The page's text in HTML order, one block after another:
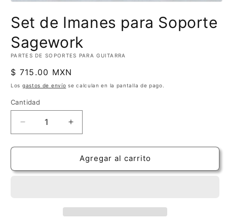
Abrir
multimedia
1
en
una
ventana
modal
Set de Imanes para Soporte
Sagework
PARTES DE SOPORTES PARA GUITARRA
Precio
habitual
$ 715.00 MXN
Los gastos de envío se calculan en la pantalla de pago.
Cantidad
Cantidad
Reducir
cantidad
para
de
Aumentar
cantidad
para
Set
de
Agregar al carrito